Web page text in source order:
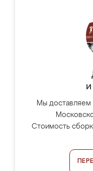
и
Мы
Стоимость